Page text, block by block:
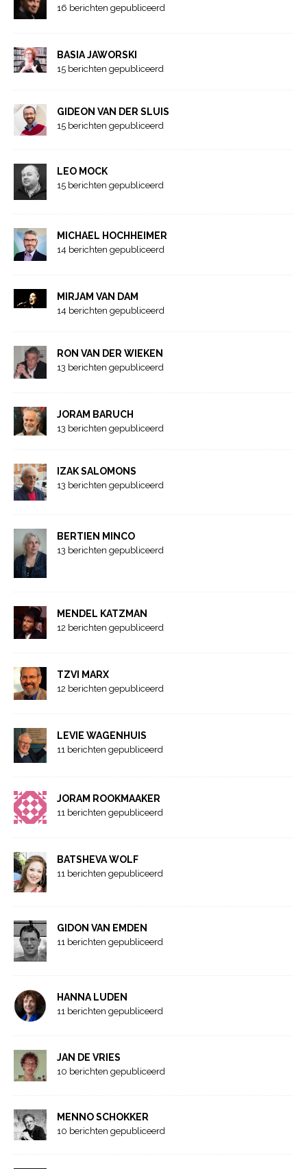
16 berichten gepubliceerd
BASIA JAWORSKI
15 berichten gepubliceerd
GIDEON VAN DER SLUIS
15 berichten gepubliceerd
LEO MOCK
15 berichten gepubliceerd
MICHAEL HOCHHEIMER
14 berichten gepubliceerd
MIRJAM VAN DAM
14 berichten gepubliceerd
RON VAN DER WIEKEN
13 berichten gepubliceerd
JORAM BARUCH
13 berichten gepubliceerd
IZAK SALOMONS
13 berichten gepubliceerd
BERTIEN MINCO
13 berichten gepubliceerd
MENDEL KATZMAN
12 berichten gepubliceerd
TZVI MARX
12 berichten gepubliceerd
LEVIE WAGENHUIS
11 berichten gepubliceerd
JORAM ROOKMAAKER
11 berichten gepubliceerd
BATSHEVA WOLF
11 berichten gepubliceerd
GIDON VAN EMDEN
11 berichten gepubliceerd
HANNA LUDEN
11 berichten gepubliceerd
JAN DE VRIES
10 berichten gepubliceerd
MENNO SCHOKKER
10 berichten gepubliceerd